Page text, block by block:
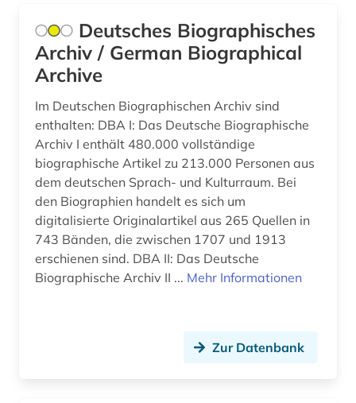
baurecht (7)
bautechnik (2)
bauvertrag (1)
bauwesen (1)
bayern (3)
bda-preis (1)
beamtenrecht (6)
belgien (1)
Sachsen (3)
Schleswig-Holstein (1)
Schweden (3)
Schweiz (17)
Serbien (1)
Slowakei (1)
Slowenien (3)
Deutsches Biographisches
Archiv / German Biographical
Archive
Im Deutschen Biographischen Archiv sind
enthalten: DBA I: Das Deutsche Biographische
Archiv I enthält 480.000 vollständige
biographische Artikel zu 213.000 Personen aus
dem deutschen Sprach- und Kulturraum. Bei
den Biographien handelt es sich um
digitalisierte Originalartikel aus 265 Quellen in
743 Bänden, die zwischen 1707 und 1913
erschienen sind. DBA II: Das Deutsche
Biographische Archiv II ... Mehr Informationen
Zur Datenbank